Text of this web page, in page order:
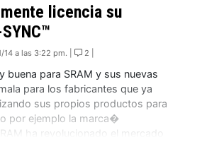
licencia su
14 a las 3:22 pm. | 2 |
buena para SRAM y sus nuevas
para los fabricantes que ya
sus propios productos para
por ejemplo la marca�
ha revolucionado el mercado